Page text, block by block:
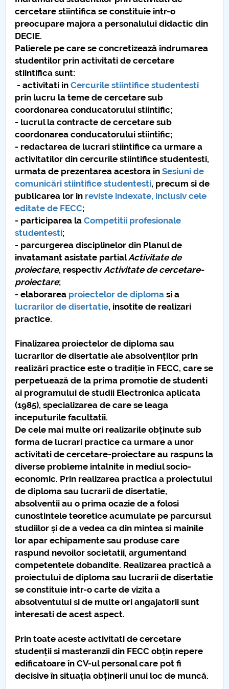
Nr. de telefon si adrese Facultăți
Admission
Români de pretutindeni - ADMITERE
Senate
Faculties
Studenți
Ghiduri pentru STUDENȚI
Public relations
International Relations
PNRR
Proiect(PRIM STUD)
Proiect SU-ETIC
Personal data protection
UPIT for the community
IOSUD/CSUD – PhD studies
Comisie de etica unversitară
Evenimente CUP
Accesibilitate pentru studenții cu dizabilități
Raportul Conducerii Centrului Universitar Pitești
privind implementarea Planului Operațional 2020-
2024
Parteneri CUP
Centrul de Consiliere și Orientare în Carieră
Chestionar angajabilitate ALUMNI – UPB
CAR2026
Cercuri Stiintifice Studentesti
Sesiunea de Comunicari a Cercurilor Stiintifice
cercetare stiintifica se constituie intr-o
preocupare majora a personalului didactic din
DECIE.
Palierele pe care se concretizează îndrumarea
studentilor prin activitati de cercetare
stiintifica sunt:
- activitati inCercurile stiintifice studentesti
prin lucru la teme de cercetare sub
coordonarea conducatorului stiintific;
- lucrul la contracte de cercetare sub
coordonarea conducatorului stiintific;
- redactarea de lucrari stiintifice ca urmare a
activitatilor din cercurile stiintifice studentesti,
urmata de prezentarea acestora înSesiuni de
comunicări stiintifice studentesti, precum si de
publicarea lor in reviste indexate, inclusiv cele
editate de FECC;
- participarea laCompetitii profesionale
studentesti;
- parcurgerea disciplinelor din Planul de
invatamant asistate partialActivitate de
proiectare, respectivActivitate de cercetare-
proiectare;
- elaborarea proiectelor de diploma si a
lucrarilor de disertatie, insotite de realizari
practice.
Finalizarea proiectelor de diploma sau
lucrarilor de disertatie ale absolvenților prin
realizări practice este o tradiție în FECC, care se
perpetuează de la prima promotie de studenti
ai programului de studii Electronica aplicata
(1985), specializarea de care se leaga
inceputurile facultatii.
De cele mai multe ori realizarile obținute sub
forma de lucrari practice ca urmare a unor
activitati de cercetare-proiectare au raspuns la
diverse probleme intalnite in mediul socio-
economic. Prin realizarea practica a proiectului
de diploma sau lucrarii de disertatie,
absolventii au o prima ocazie de a folosi
cunostintele teoretice acumulate pe parcursul
studiilor și de a vedea ca din mintea si mainile
lor apar echipamente sau produse care
raspund nevoilor societatii, argumentand
competentele dobandite. Realizarea practică a
proiectului de diploma sau lucrarii de disertatie
se constituie intr-o carte de vizita a
absolventului si de multe ori angajatorii sunt
interesati de acest aspect.
Prin toate aceste activitati de cercetare
studenții si masteranzii din FECC obțin repere
edificatoare în CV-ul personal care pot fi
decisive în situația obținerii unui loc de muncă.